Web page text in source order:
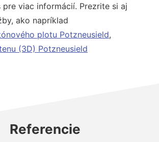
viac informácií. Prezrite si aj
ako napríklad
plotu Potzneusield,
(3D) Potzneusield
Referencie